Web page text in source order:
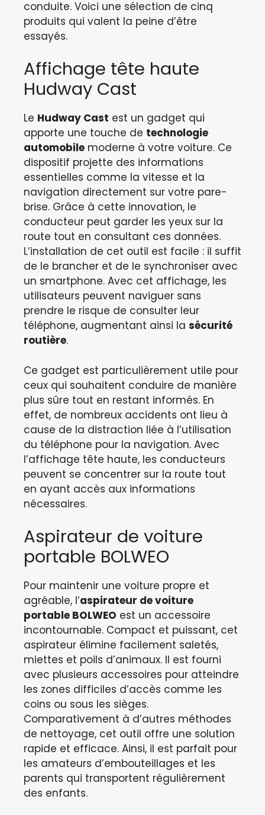
conduite. Voici une sélection de cinq
produits qui valent la peine d’être
essayés.
Affichage tête haute
Hudway Cast
Le Hudway Cast est un gadget qui
apporte une touche de technologie
automobile moderne à votre voiture. Ce
dispositif projette des informations
essentielles comme la vitesse et la
navigation directement sur votre pare-
brise. Grâce à cette innovation, le
conducteur peut garder les yeux sur la
route tout en consultant ces données.
L’installation de cet outil est facile : il suffit
de le brancher et de le synchroniser avec
un smartphone. Avec cet affichage, les
utilisateurs peuvent naviguer sans
prendre le risque de consulter leur
téléphone, augmentant ainsi la sécurité
routière.
Ce gadget est particulièrement utile pour
ceux qui souhaitent conduire de manière
plus sûre tout en restant informés. En
effet, de nombreux accidents ont lieu à
cause de la distraction liée à l’utilisation
du téléphone pour la navigation. Avec
l’affichage tête haute, les conducteurs
peuvent se concentrer sur la route tout
en ayant accès aux informations
nécessaires.
Aspirateur de voiture
portable BOLWEO
Pour maintenir une voiture propre et
agréable, l’aspirateur de voiture
portable BOLWEO est un accessoire
incontournable. Compact et puissant, cet
aspirateur élimine facilement saletés,
miettes et poils d’animaux. Il est fourni
avec plusieurs accessoires pour atteindre
les zones difficiles d’accès comme les
coins ou sous les sièges.
Comparativement à d’autres méthodes
de nettoyage, cet outil offre une solution
rapide et efficace. Ainsi, il est parfait pour
les amateurs d’embouteillages et les
parents qui transportent régulièrement
des enfants.